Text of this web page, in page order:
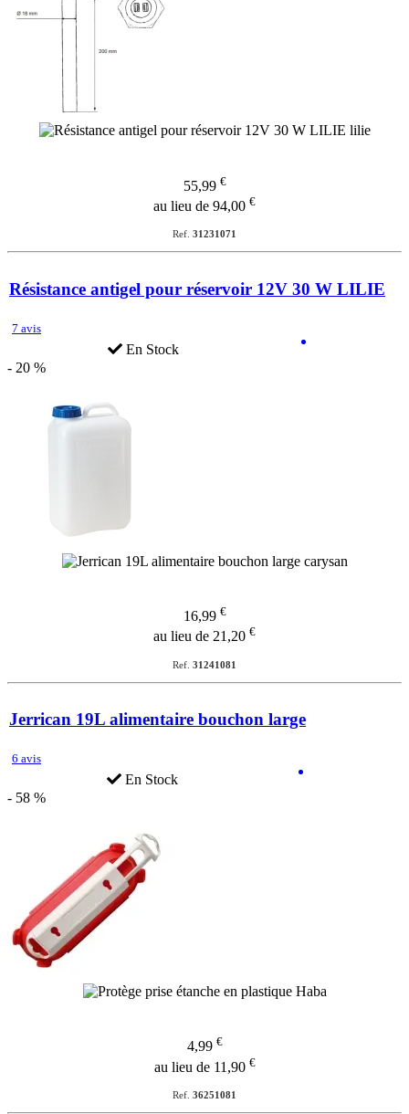
55,99 €
au lieu de 94,00 €
Ref. 31231071
Résistance antigel pour réservoir 12V 30 W LILIE
7 avis
En Stock
- 20 %
16,99 €
au lieu de 21,20 €
Ref. 31241081
Jerrican 19L alimentaire bouchon large
6 avis
En Stock
- 58 %
4,99 €
au lieu de 11,90 €
Ref. 36251081